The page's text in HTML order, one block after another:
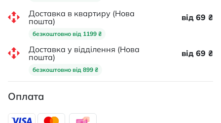
Доставка в квартиру (Нова
пошта)
безкоштовно від 1199 ₴
від 69 ₴
Доставка у відділення (Нова
пошта)
безкоштовно від 899 ₴
від 69 ₴
Оплата